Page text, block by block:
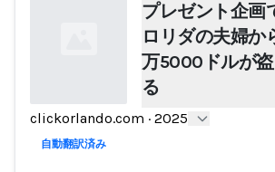
Loading...
プレゼント企画
ロリダの夫婦か
万5000ドルが
る
clickorlando.com · 2025
自動翻訳済み